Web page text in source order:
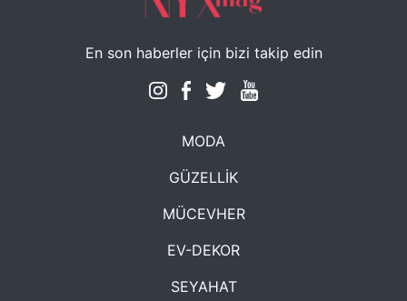
En son haberler için bizi takip edin
MODA
GÜZELLİK
MÜCEVHER
EV-DEKOR
SEYAHAT